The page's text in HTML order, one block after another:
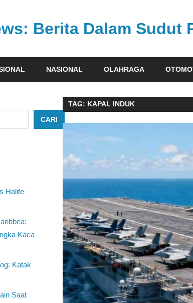
Berita Dalam Sudut
NASIONAL OLAHRAGA
TAG: KAPAL INDUK
CARI
Halite
Kaca
Katak
Saat